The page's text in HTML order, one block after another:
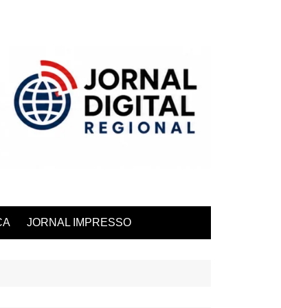
JORNAL IMPRESSO